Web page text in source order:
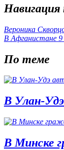
Навигация
Вероника
В Афганистане
По теме
В Улан-
В Минске